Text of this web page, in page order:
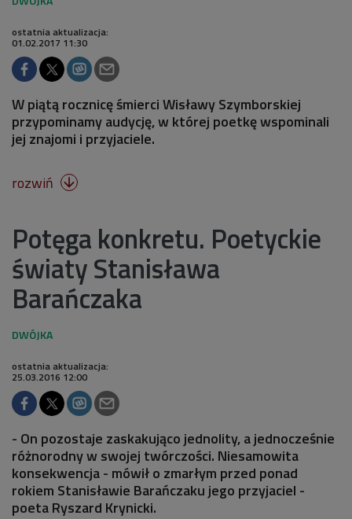
ostatnia aktualizacja:
01.02.2017 11:30
W piątą rocznicę śmierci Wisławy Szymborskiej
przypominamy audycję, w której poetkę wspominali
jej znajomi i przyjaciele.
rozwiń 
Potęga konkretu. Poetyckie
światy Stanisława
Barańczaka
ostatnia aktualizacja:
25.03.2016 12:00
- On pozostaje zaskakująco jednolity, a jednocześnie
różnorodny w swojej twórczości. Niesamowita
konsekwencja - mówił o zmarłym przed ponad
rokiem Stanisławie Barańczaku jego przyjaciel -
poeta Ryszard Krynicki.